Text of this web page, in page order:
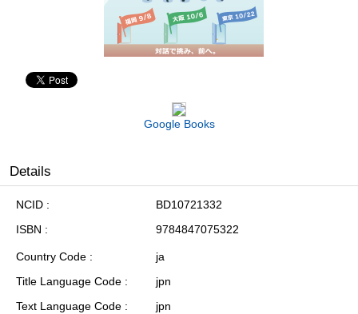
Google Books
Details
NCID
BD10721332
ISBN
9784847075322
Country Code
ja
Title Language Code
jpn
Text Language Code
jpn